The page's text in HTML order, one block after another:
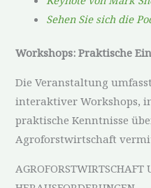
Sehen Sie sich die
Workshops: Praktische
Die Veranstaltung
interaktiver Workshops,
praktische Kenntnisse
Agroforstwirtschaft